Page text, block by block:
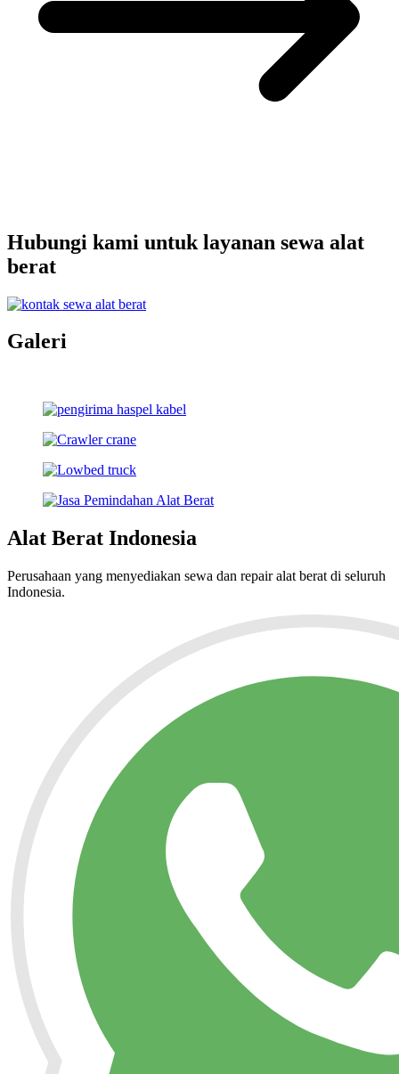
Hubungi kami untuk layanan sewa alat
berat
Galeri
Alat Berat Indonesia
Perusahaan yang menyediakan sewa dan repair alat berat di seluruh
Indonesia.